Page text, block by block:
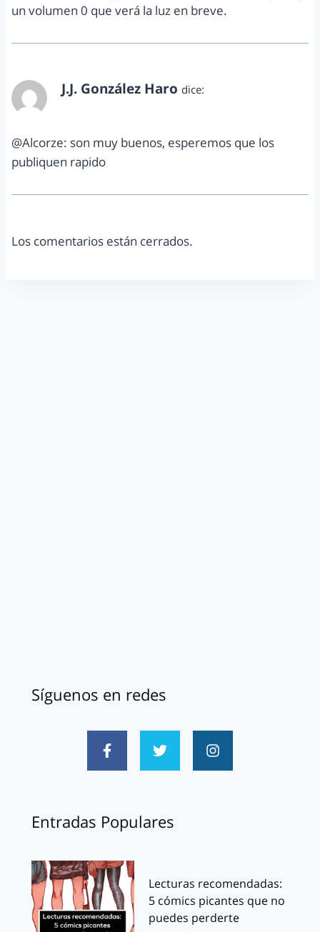
un volumen 0 que verá la luz en breve.
J.J. González Haro dice:
@Alcorze: son muy buenos, esperemos que los
publiquen rapido
Los comentarios están cerrados.
Síguenos en redes
Entradas Populares
Lecturas recomendadas:
5 cómics picantes que no
puedes perderte